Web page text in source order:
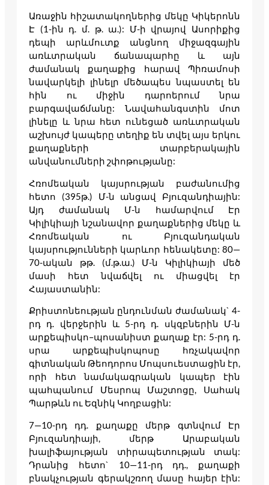
Առաջին հիշատակողներից մեկը Կիկերոնն
Է (1-ին դ. մ. թ. ա.): Մ-ի վրայով Ասորիքից
դեպի արևմուտք անցնող միջազգային
առևտրական ճանապարհը և այն
ժամանակ քաղաքից հարավ Պիռամոսի
նավարկելի լինելր մեծապես նպաստել են
հին ու միջին դարոերում նրա
բարգավաճմանը: Նավահանգստին մոտ
լինելը և նրա հետ ունեցած առևտրական
աշխույժ կապերը տեղիք են տվել այս երկու
քաղաքների տարբերակային
անվանումների շփոթությանը:
Հռոմեական կայսրության բաժանումից
հետո (395թ.) Մ-ն անցավ Բյուզանդիային:
Այդ ժամանակ Մ-ն համարվում Էր
Կիլիկիայի նշանավոր քաղաքներից մեկը և
Հռոմեական ու Բյուզանդական
կայսրությունների կարևոր հենակետը: 80—
70-ական թթ. (մ.թ.ա.) Մ-ն Կիլիկիայի մեծ
մասի հետ նվաճվել ու միացվել էր
Հայաստանին:
Քրիստոնեության ընդունման ժամանակ` 4-
րդ դ. վերջերին և 5-րդ դ. սկզբներին Մ-ն
արքեպիսկո–պոսանիստ քաղաք էր: 5-րդ դ.
սրա արքեպիսկոպոսը հռչակավոր
գիտնական Թեոդորոս Մոպսուեստացին էր,
որի հետ նամակագրական կապեր էին
պահպանում Մեսրոպ Մաշտոցը, Սահակ
Պարթևն ու Եզնիկ Կողբացին:
7—10-րդ դդ. քաղաքը մերթ գտնվում Էր
Բյուզանդիայի, մերթ Արաբական
խալիֆայության տիրապետության տակ:
Դրանից հետո` 10—11-րդ դդ., քաղաքի
բնակչության գերակշռող մասը հայեր էին: